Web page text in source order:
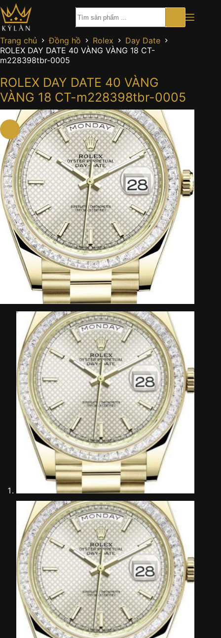
Chuyển
đến
phần
nội
dung
Trang chủ Đồng hồ Rolex
Day Date
ROLEX DAY DATE 40 VÀNG VÀNG 18 CT-
m228398tbr-0005
ROLEX DAY DATE 40 VÀNG
VÀNG 18 CT-m228398tbr-0005